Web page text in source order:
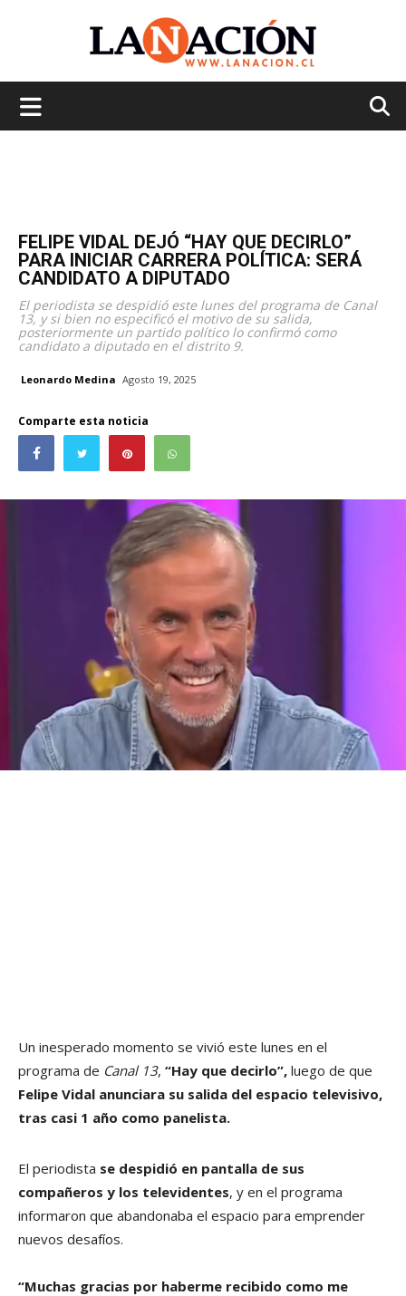
FELIPE VIDAL DEJÓ “HAY QUE DECIRLO”
PARA INICIAR CARRERA POLÍTICA: SERÁ
CANDIDATO A DIPUTADO
El periodista se despidió este lunes del programa de Canal
13, y si bien no especificó el motivo de su salida,
posteriormente un partido político lo confirmó como
candidato a diputado en el distrito 9.
Leonardo Medina Agosto 19, 2025
Comparte esta noticia
Un inesperado momento se vivió este lunes en el
programa de Canal 13, “Hay que decirlo”, luego de que
Felipe Vidal anunciara su salida del espacio televisivo,
tras casi 1 año como panelista.
El periodista se despidió en pantalla de sus
compañeros y los televidentes, y en el programa
informaron que abandonaba el espacio para emprender
nuevos desafíos.
“Muchas gracias por haberme recibido como me